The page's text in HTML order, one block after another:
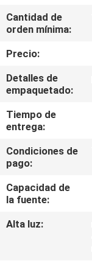
DE
CALIDAD
ÉNTRENOS
EN
CONTACTO
CON
NOTICIAS
Cantidad de
orden mínima:
Precio:
Detalles de
empaquetado:
Tiempo de
entrega:
Condiciones de
pago:
Capacidad de
la fuente:
Alta luz: